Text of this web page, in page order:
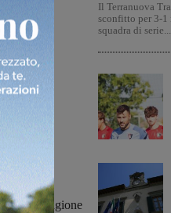
scorsa stagione
Il Terranuova
sconfitto per 3-1
squadra di serie...